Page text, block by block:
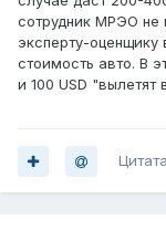
сотрудник МРЭО не
эксперту-
стоимость авто. В
и 100 USD "вылетят
Цитата